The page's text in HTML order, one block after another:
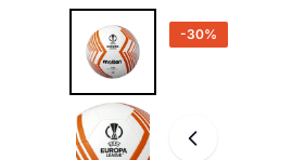
-30%